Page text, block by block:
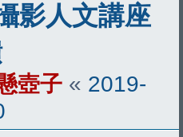
影人文講座
壺子 « 2019-